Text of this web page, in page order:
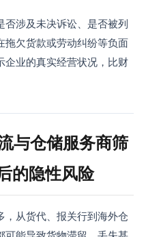
否涉及未决诉讼、是否被列
拖欠货款或劳动纠纷等负面
企业的真实经营状况，比财
与仓储服务商筛
隐性风险
，从货代、报关行到海外仓